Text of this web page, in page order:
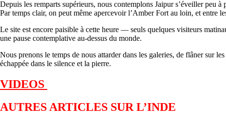
Depuis les remparts supérieurs, nous contemplons Jaipur s’éveiller peu
Par temps clair, on peut même apercevoir l’Amber Fort au loin, et entre
Le site est encore paisible à cette heure — seuls quelques visiteurs
une pause contemplative au-dessus du monde.
Nous prenons le temps de nous attarder dans les galeries, de flâner sur
échappée dans le silence et la pierre.
VIDEOS
AUTRES ARTICLES SUR L’INDE